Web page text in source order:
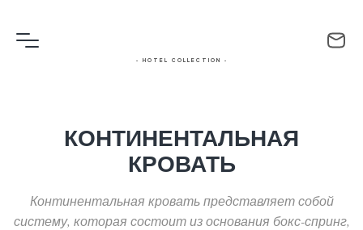
- HOTEL COLLECTION -
КОНТИНЕНТАЛЬНАЯ
КРОВАТЬ
Континентальная кровать представляет собой
систему, которая состоит из основания бокс-спринг,